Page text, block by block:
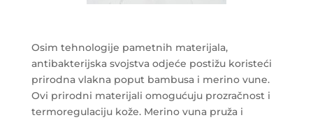
Osim tehnologije pametnih materijala,
antibakterijska svojstva odjeće postižu koristeći
prirodna vlakna poput bambusa i merino vune.
Ovi prirodni materijali omogućuju prozračnost i
termoregulaciju kože. Merino vuna pruža i